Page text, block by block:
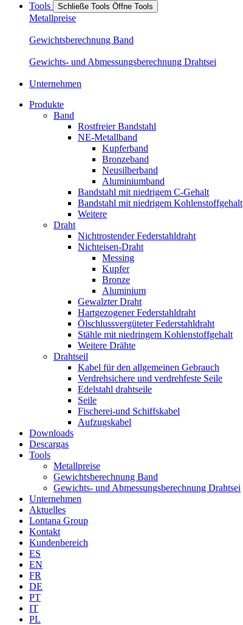
Tools
Schließe Tools Öffne Tools
Metallpreise
Gewichtsberechnung Band
Gewichts- und Abmessungsberechnung Drahtsei
Unternehmen
Produkte
Band
Rostfreier Bandstahl
NE-Metallband
Kupferband
Bronzeband
Neusilberband
Aluminiumband
Bandstahl mit niedrigem C-Gehalt
Bandstahl mit niedrigem Kohlenstoffgehalt
Weitere
Draht
Nichtrostender Federstahldraht
Nichteisen-Draht
Messing
Kupfer
Bronze
Aluminium
Gewalzter Draht
Hartgezogener Federstahldraht
Ölschlussvergüteter Federstahldraht
Stähle mit niedringem Kohlenstoffgehalt
Weitere Drähte
Drahtseil
Kabel für den allgemeinen Gebrauch
Verdrehsichere und verdrehfeste Seile
Edelstahl drahtseile
Seile
Fischerei-und Schiffskabel
Aufzugskabel
Downloads
Descargas
Tools
Metallpreise
Gewichtsberechnung Band
Gewichts- und Abmessungsberechnung Drahtsei
Unternehmen
Aktuelles
Lontana Group
Kontakt
Kundenbereich
ES
EN
FR
DE
PT
IT
PL